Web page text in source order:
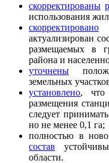
скорректированы
использования
скорректировано
актуализирован
размещаемых в
района и
уточнены
земельных
установлено, что
размещения
следует
но не менее 0,1 га;
полностью в
состав
области.